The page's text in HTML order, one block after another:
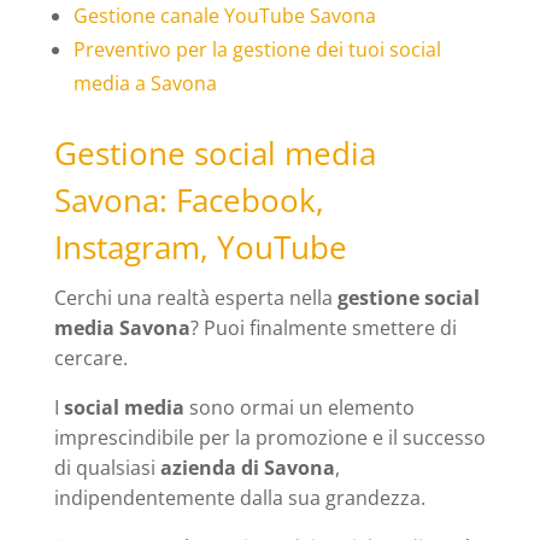
Gestione canale YouTube Savona
Preventivo per la gestione dei tuoi social
media a Savona
Gestione social media
Savona: Facebook,
Instagram, YouTube
Cerchi una realtà esperta nella gestione social
media Savona? Puoi finalmente smettere di
cercare.
I social media sono ormai un elemento
imprescindibile per la promozione e il successo
di qualsiasi azienda di Savona,
indipendentemente dalla sua grandezza.